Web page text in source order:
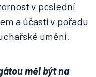
v poslední
a účastí v pořadu
umění.
měl být na